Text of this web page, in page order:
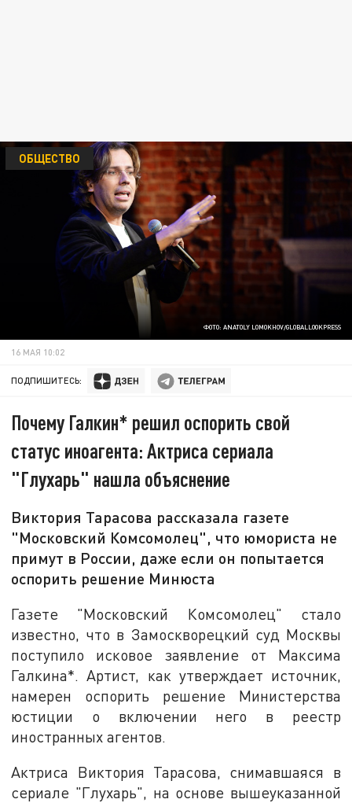
ФОТО: ANATOLY LOMOKHOV/GLOBALLOOKPRESS
ОБЩЕСТВО
16 МАЯ 10:02
ПОДПИШИТЕСЬ:
Почему Галкин* решил оспорить свой
статус иноагента: Актриса сериала
"Глухарь" нашла объяснение
Виктория Тарасова рассказала газете
"Московский Комсомолец", что юмориста не
примут в России, даже если он попытается
оспорить решение Минюста
Газете "Московский Комсомолец" стало
известно, что в Замоскворецкий суд Москвы
поступило исковое заявление от Максима
Галкина*. Артист, как утверждает источник,
намерен оспорить решение Министерства
юстиции о включении него в реестр
иностранных агентов.
Актриса Виктория Тарасова, снимавшаяся в
сериале "Глухарь", на основе вышеуказанной